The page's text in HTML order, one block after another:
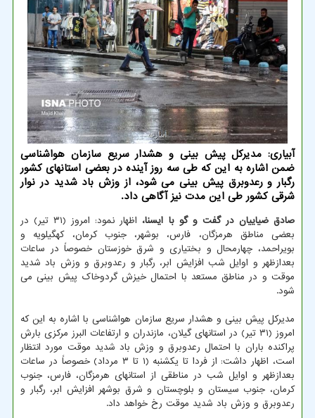
آبیاری: مدیرکل پیش بینی و هشدار سریع سازمان هواشناسی
ضمن اشاره به این که طی سه روز آینده در بعضی استانهای کشور
رگبار و رعدوبرق پیش بینی می شود، از وزش باد شدید در نوار
شرقی کشور طی این مدت نیز آگاهی داد.
صادق ضیاییان در گفت و گو با ایسنا،
اظهار نمود: امروز (۳۱ تیر) در
بعضی مناطق هرمزگان، فارس، بوشهر، جنوب کرمان، کهگیلویه و
بویراحمد، چهارمحال و بختیاری و شرق خوزستان خصوصاً در ساعات
بعدازظهر و اوایل شب افزایش ابر، رگبار و رعدوبرق و وزش باد شدید
موقت و در مناطق مستعد با احتمال خیزش گردوخاک پیش بینی می
شود.
مدیرکل پیش بینی و هشدار سریع سازمان هواشناسی با اشاره به این که
امروز (۳۱ تیر) در استانهای گیلان، مازندران و ارتفاعات البرز مرکزی بارش
پراکنده باران با احتمال رعدوبرق و وزش باد شدید موقت مورد انتظار
است، اظهار داشت: از فردا تا یکشنبه (۱ تا ۳ مرداد) خصوصاً در ساعات
بعدازظهر و اوایل شب در مناطقی از استانهای هرمزگان، فارس، جنوب
کرمان، جنوب سیستان و بلوچستان و شرق بوشهر افزایش ابر، رگبار و
رعدوبرق و وزش باد شدید موقت رخ خواهد داد.